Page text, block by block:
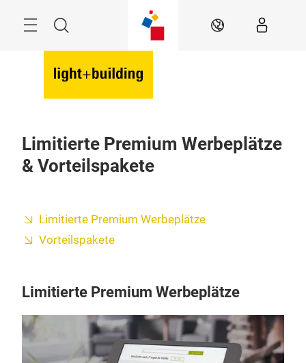
Suche DE
Limitierte Premium Werbeplätze
& Vorteilspakete
Limitierte Premium Werbeplätze
Vorteilspakete
Limitierte Premium Werbeplätze